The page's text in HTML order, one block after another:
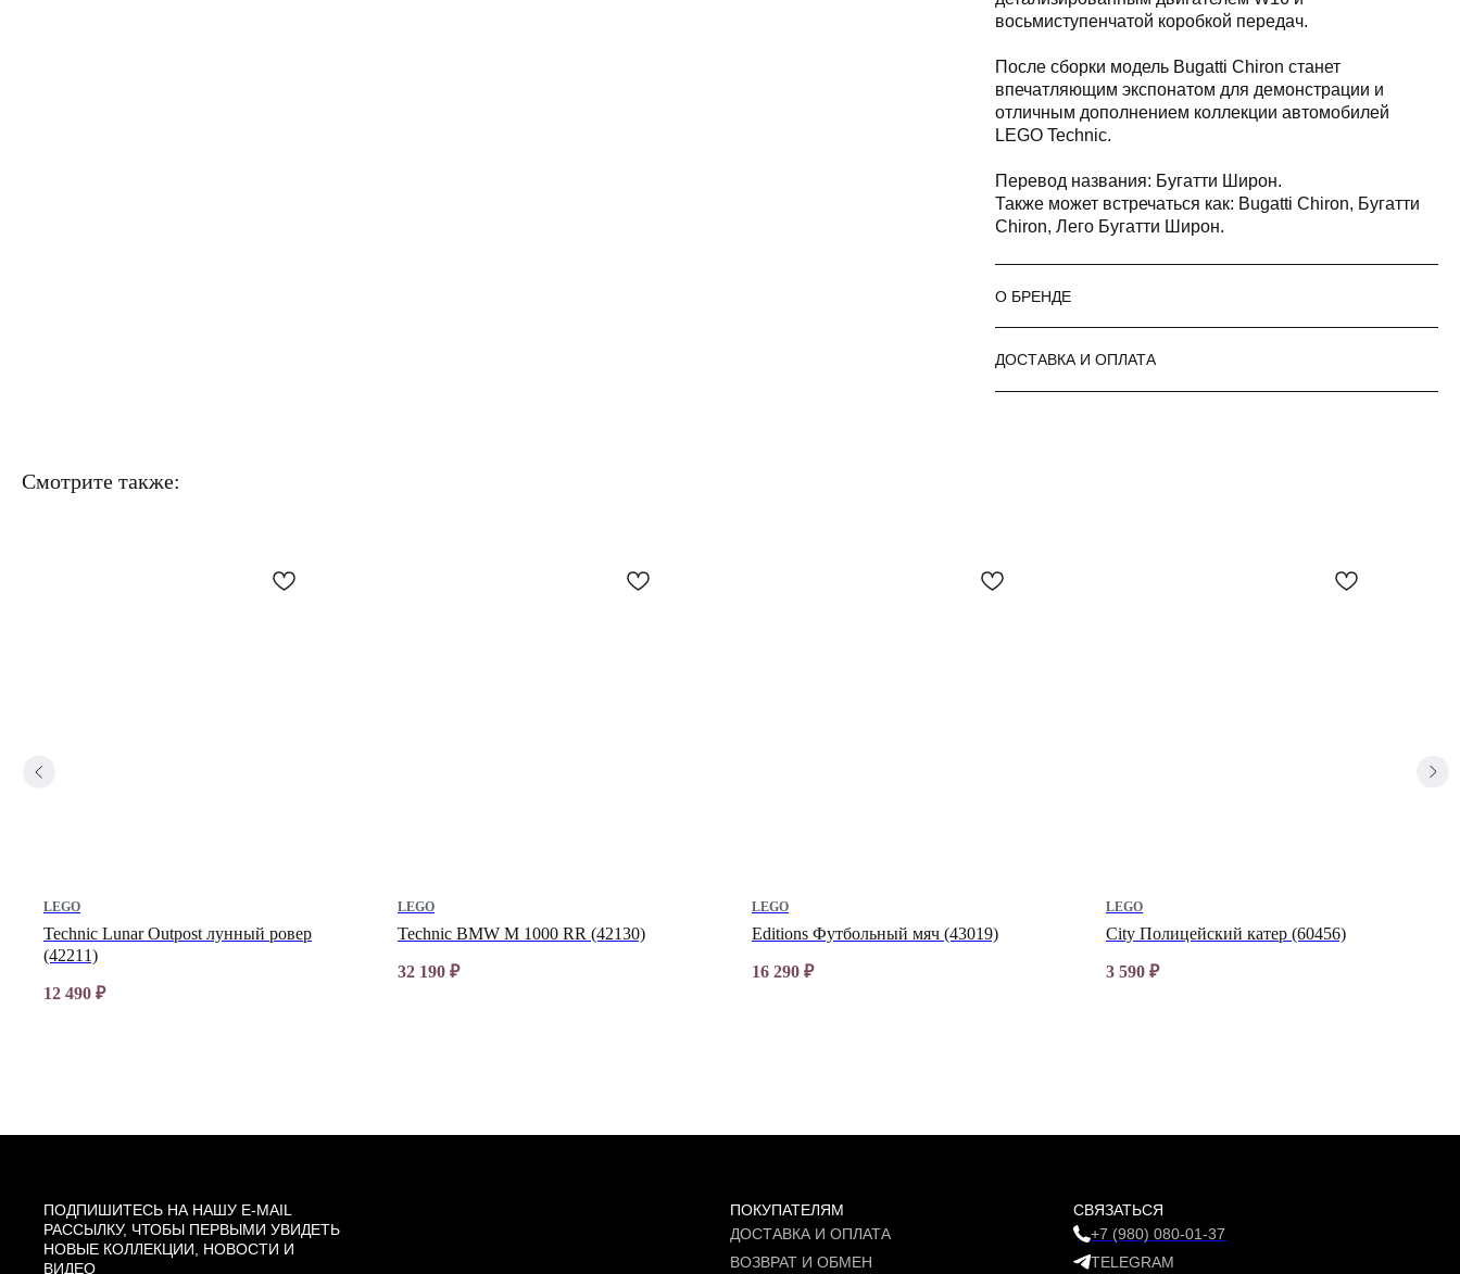
восьмиступенчатой коробкой передач.
После сборки модель Bugatti Chiron станет
впечатляющим экспонатом для демонстрации и
отличным дополнением коллекции автомобилей
LEGO Technic.
Перевод названия: Бугатти Широн.
Также может встречаться как: Bugatti Chiron, Бугатти
Chiron, Лего Бугатти Широн.
О БРЕНДЕ
ДОСТАВКА И ОПЛАТА
Смотрите также:
Technic Lunar Outpost лунный ровер
(42211)
LEGO
12 490 ₽
Technic BMW M 1000 RR (42130)
LEGO
32 190 ₽
Editions Футбольный мяч (43019)
LEGO
16 290 ₽
City Полицейский катер (60456)
LEGO
3 590 ₽
ПОДПИШИТЕСЬ НА НАШУ E-MAIL
РАССЫЛКУ, ЧТОБЫ ПЕРВЫМИ УВИДЕТЬ
НОВЫЕ КОЛЛЕКЦИИ, НОВОСТИ И
ВИДЕО
ПОКУПАТЕЛЯМ
ДОСТАВКА И ОПЛАТА
ВОЗВРАТ И ОБМЕН
СВЯЗАТЬСЯ
+7 (980) 080-01-37
TELEGRAM